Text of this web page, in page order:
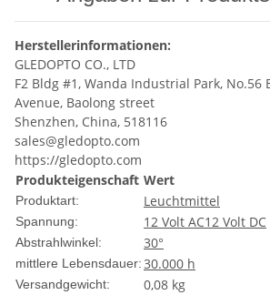
Herstellerinformationen:
GLEDOPTO CO., LTD
F2 Bldg #1, Wanda Industrial Park, No.56
Avenue, Baolong street
Shenzhen, China, 518116
sales@gledopto.com
https://gledopto.com
Produkteigenschaft Wert
Produktart: Leuchtmittel
Spannung: 12 Volt AC12 Volt DC
Abstrahlwinkel: 30°
mittlere Lebensdauer:30.000 h
Versandgewicht: 0,08 kg